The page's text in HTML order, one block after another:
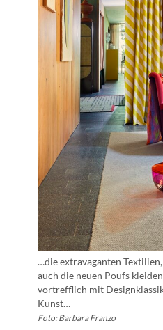
…die extravaganten
auch die neuen Poufs
vortrefflich mit
Kunst…
Foto: Barbara Franzo